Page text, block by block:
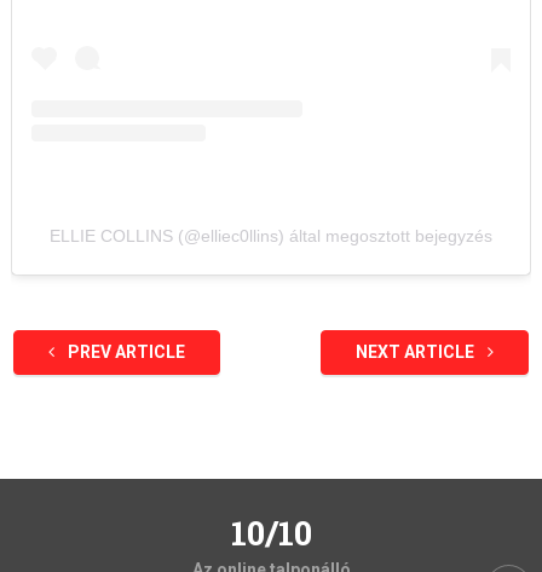
ELLIE COLLINS (@elliec0llins) által megosztott bejegyzés
PREV ARTICLE NEXT ARTICLE
10/10